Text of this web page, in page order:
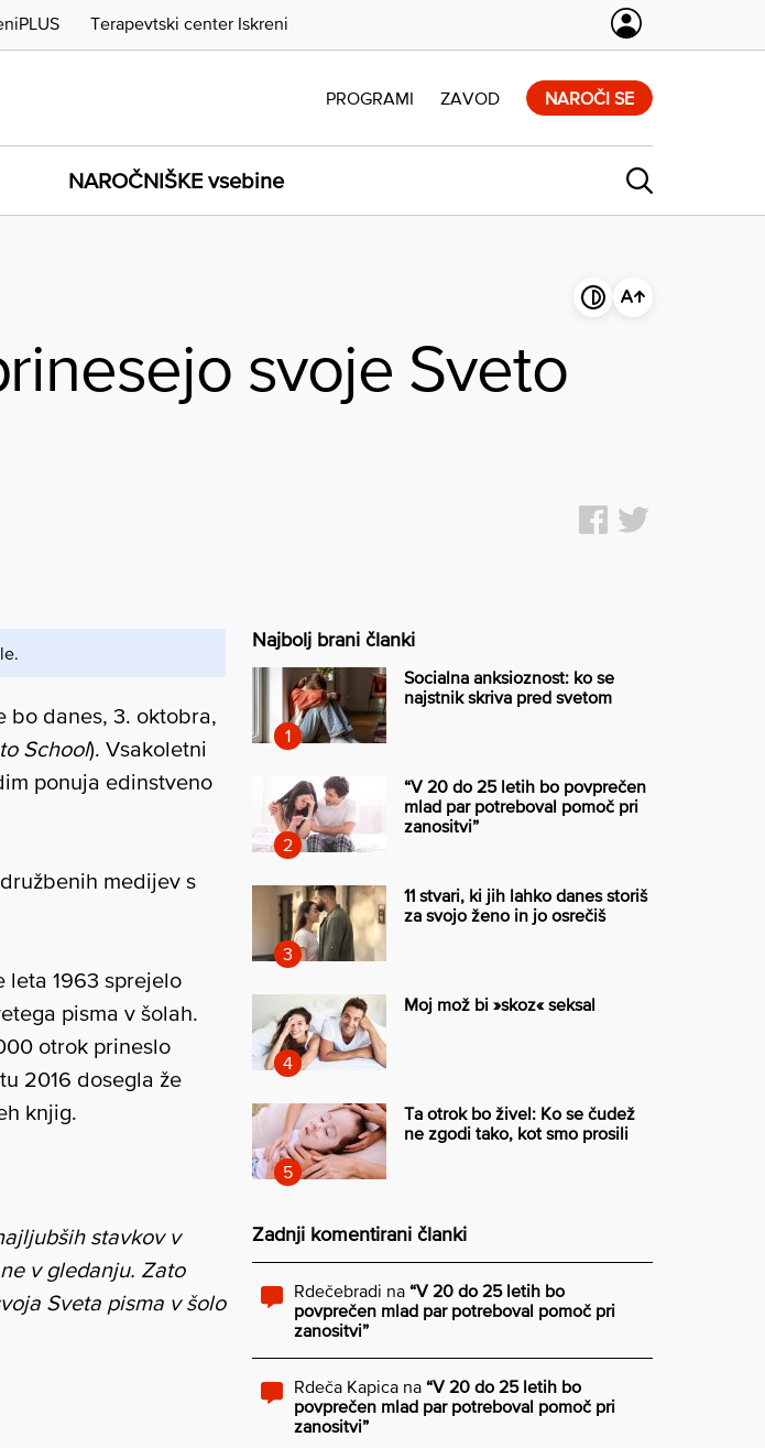
NAROČNIŠKE vsebine
PROGRAMI ZAVOD NAROČI SE
Terapevtski center Iskreni
svoje Sveto
bo danes, 3. oktobra,
School). Vsakoletni
ponuja edinstveno
medijev s
leta 1963 sprejelo
pisma v šolah.
otrok prineslo
2016 dosegla že
knjig.
stavkov v
v gledanju. Zato
Sveta pisma v šolo
Najbolj brani članki
Socialna anksioznost: ko se
najstnik skriva pred svetom
“V 20 do 25 letih bo povprečen
mlad par potreboval pomoč pri
zanositvi”
11 stvari, ki jih lahko danes storiš
za svojo ženo in jo osrečiš
Moj mož bi »skoz« seksal
Ta otrok bo živel: Ko se čudež
ne zgodi tako, kot smo prosili
Zadnji komentirani članki
Rdečebradi na “V 20 do 25 letih bo
povprečen mlad par potreboval pomoč pri
zanositvi”
Rdeča Kapica na “V 20 do 25 letih bo
povprečen mlad par potreboval pomoč pri
zanositvi”